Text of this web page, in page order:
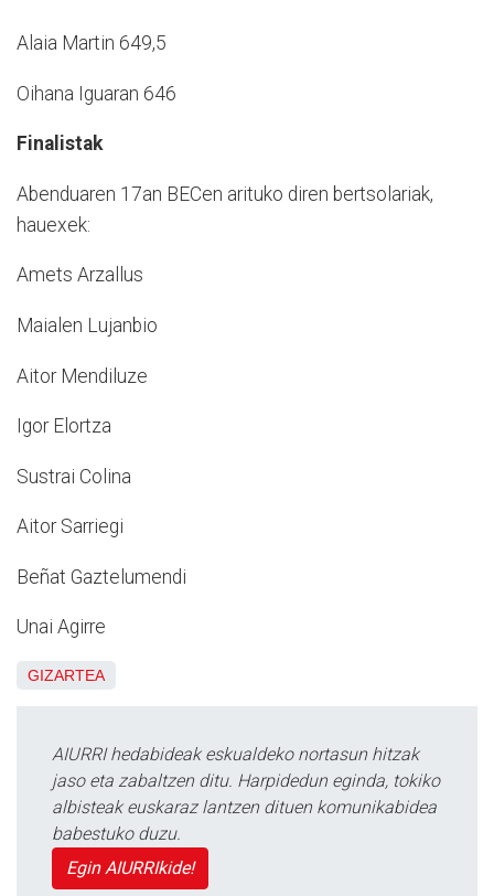
Alaia Martin 649,5
Oihana Iguaran 646
Finalistak
Abenduaren 17an BECen arituko diren bertsolariak,
hauexek:
Amets Arzallus
Maialen Lujanbio
Aitor Mendiluze
Igor Elortza
Sustrai Colina
Aitor Sarriegi
Beñat Gaztelumendi
Unai Agirre
GIZARTEA
AIURRI hedabideak eskualdeko nortasun hitzak
jaso eta zabaltzen ditu. Harpidedun eginda, tokiko
albisteak euskaraz lantzen dituen komunikabidea
babestuko duzu.
Egin AIURRIkide!